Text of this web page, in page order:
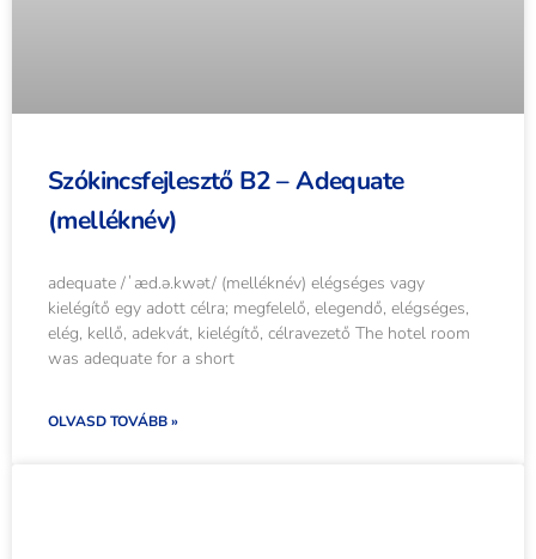
Szókincsfejlesztő B2 – Adequate
(melléknév)
adequate /ˈæd.ə.kwət/ (melléknév) elégséges vagy
kielégítő egy adott célra; megfelelő, elegendő, elégséges,
elég, kellő, adekvát, kielégítő, célravezető The hotel room
was adequate for a short
OLVASD TOVÁBB »